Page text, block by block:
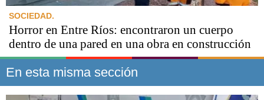
SOCIEDAD.
Horror en Entre Ríos: encontraron un cuerpo
dentro de una pared en una obra en construcción
En esta misma sección